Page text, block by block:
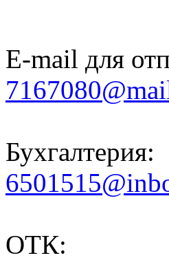
E-mail для
Бухгалтерия:
ОТК: